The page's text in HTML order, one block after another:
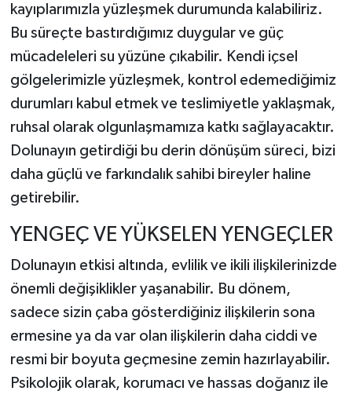
kayıplarımızla yüzleşmek durumunda kalabiliriz.
Bu süreçte bastırdığımız duygular ve güç
mücadeleleri su yüzüne çıkabilir. Kendi içsel
gölgelerimizle yüzleşmek, kontrol edemediğimiz
durumları kabul etmek ve teslimiyetle yaklaşmak,
ruhsal olarak olgunlaşmamıza katkı sağlayacaktır.
Dolunayın getirdiği bu derin dönüşüm süreci, bizi
daha güçlü ve farkındalık sahibi bireyler haline
getirebilir.
YENGEÇ VE YÜKSELEN YENGEÇLER
Dolunayın etkisi altında, evlilik ve ikili ilişkilerinizde
önemli değişiklikler yaşanabilir. Bu dönem,
sadece sizin çaba gösterdiğiniz ilişkilerin sona
ermesine ya da var olan ilişkilerin daha ciddi ve
resmi bir boyuta geçmesine zemin hazırlayabilir.
Psikolojik olarak, korumacı ve hassas doğanız ile